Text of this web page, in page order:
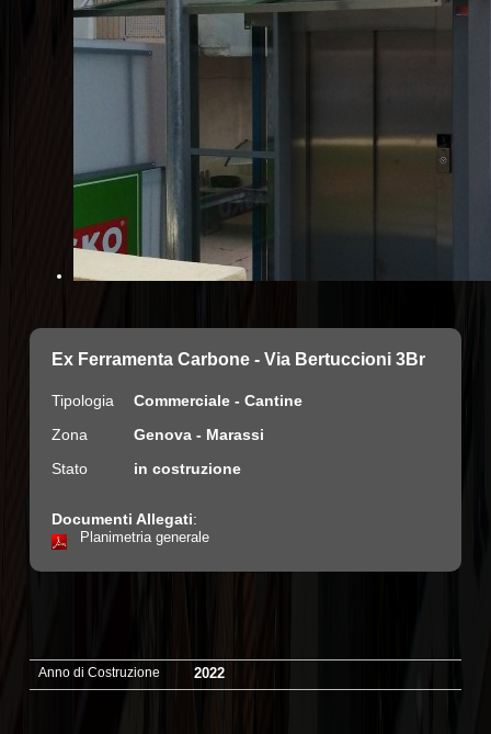
Ex Ferramenta Carbone - Via Bertuccioni 3Br
Tipologia
Commerciale - Cantine
Zona
Genova - Marassi
Stato
in costruzione
Documenti Allegati:
Planimetria generale
Anno di Costruzione 2022